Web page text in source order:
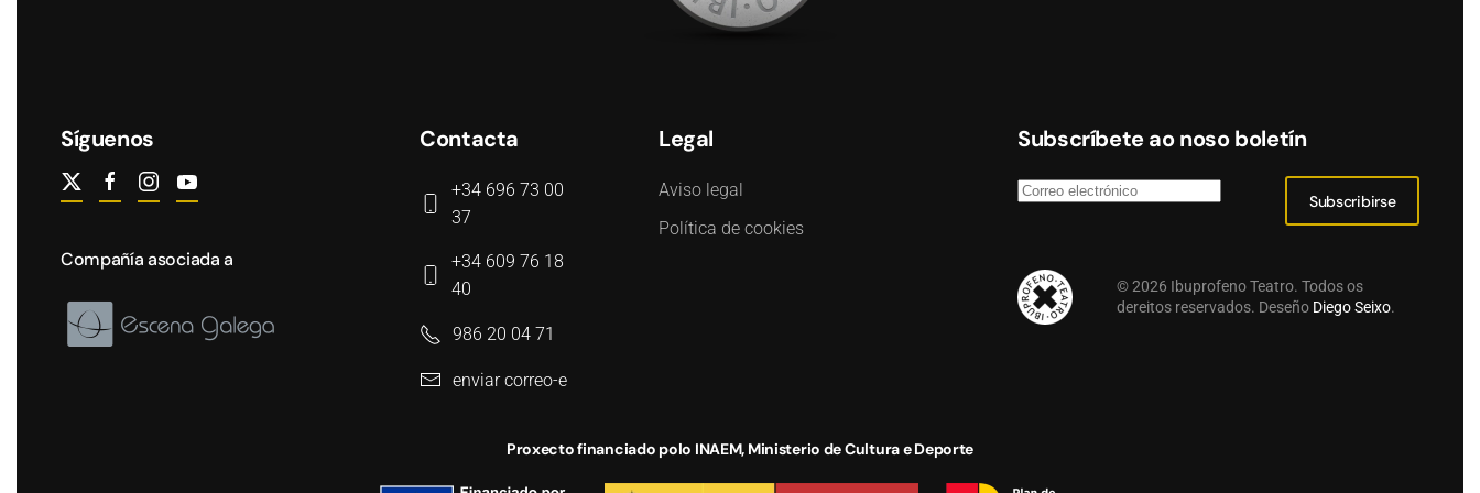
Síguenos
Compañía asociada a
Contacta
+34 696 73 00
37
+34 609 76 18
40
986 20 04 71
enviar correo-e
Legal
Aviso legal
Política de cookies
Subscríbete ao noso boletín
Subscribirse
©2026 Ibuprofeno Teatro. Todos os
dereitos reservados. Deseño Diego Seixo.
Proxecto financiado polo INAEM, Ministerio de Cultura e Deporte